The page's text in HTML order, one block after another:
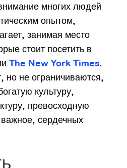
многих людей
опытом,
занимая место
стоит посетить в
The New York Times.
не ограничиваются,
культуру,
превосходную
сердечных